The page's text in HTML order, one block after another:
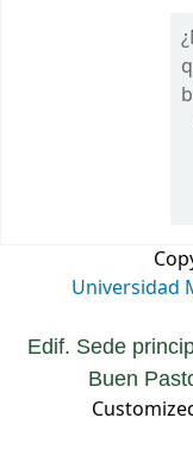
Universidad
Edif. Sede
Buen